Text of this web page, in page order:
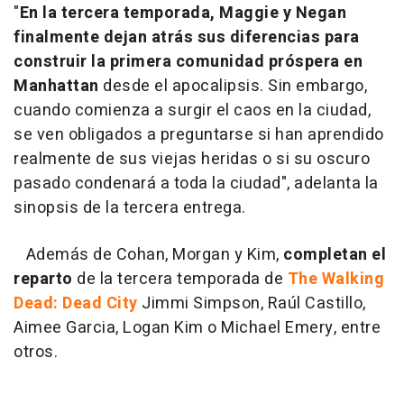
"En la tercera temporada, Maggie y Negan
finalmente dejan atrás sus diferencias para
construir la primera comunidad próspera en
Manhattan desde el apocalipsis. Sin embargo,
cuando comienza a surgir el caos en la ciudad,
se ven obligados a preguntarse si han aprendido
realmente de sus viejas heridas o si su oscuro
pasado condenará a toda la ciudad", adelanta la
sinopsis de la tercera entrega.
Además de Cohan, Morgan y Kim, completan el
reparto de la tercera temporada de The Walking
Dead: Dead City Jimmi Simpson, Raúl Castillo,
Aimee Garcia, Logan Kim o Michael Emery, entre
otros.